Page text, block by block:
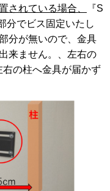
されている場合、
『S
分でビス固定いたし
分が無いので、金具
来ません。、左右の
の柱へ金具が届かず